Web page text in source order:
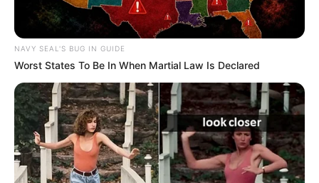
NAVY SEAL'S BUG IN GUIDE
Worst States To Be In When Martial Law Is Declared